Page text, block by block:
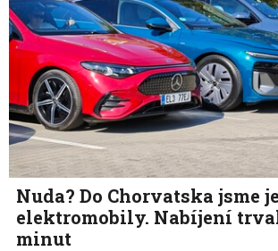
Nuda? Do Chorvatska jsme
elektromobily. Nabíjení
minut